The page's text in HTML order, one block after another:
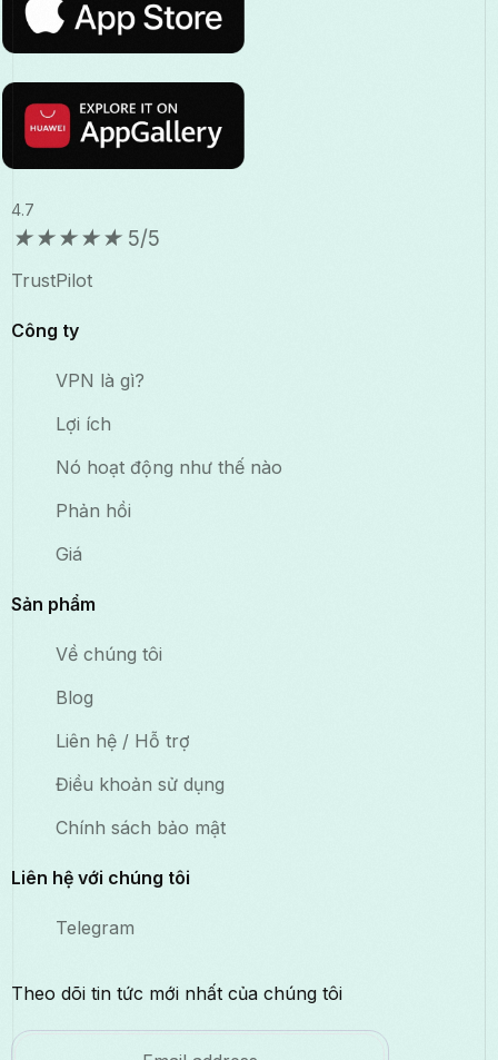
4.7
★★★★★ 5/5
TrustPilot
Công ty
VPN là gì?
Lợi ích
Nó hoạt động như thế nào
Phản hồi
Giá
Sản phẩm
Về chúng tôi
Blog
Liên hệ / Hỗ trợ
Điều khoản sử dụng
Chính sách bảo mật
Liên hệ với chúng tôi
Telegram
Theo dõi tin tức mới nhất của chúng tôi